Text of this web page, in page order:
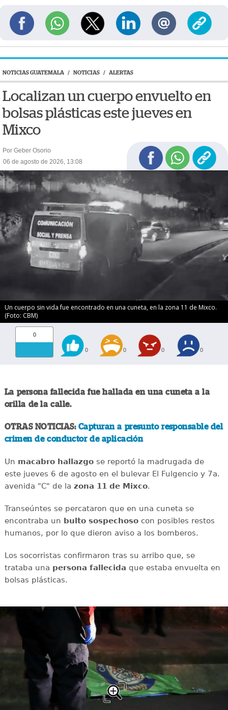
NOTICIAS GUATEMALA / NOTICIAS / ALERTAS
Localizan un cuerpo envuelto en
bolsas plásticas este jueves en
Mixco
Por Geber Osorio
06 de agosto de 2026, 13:08
Un cuerpo sin vida fue encontrado en una cuneta, en la zona 11 de Mixco.
(Foto: CBM)
0
0 0 0 0
La persona fallecida fue hallada en una cuneta a la
orilla de la calle.
OTRAS NOTICIAS: Capturan a presunto responsable del
crimen de conductor de aplicación
Un macabro hallazgose reportó la madrugada de
este jueves 6 de agosto en el bulevar El Fulgencio y 7a.
avenida "C" de la zona 11 de Mixco.
Transeúntes se percataron que en una cuneta se
encontraba un bulto sospechosocon posibles restos
humanos, por lo que dieron aviso a los bomberos.
Los socorristas confirmaron tras su arribo que, se
trataba una persona fallecida que estaba envuelta en
bolsas plásticas.